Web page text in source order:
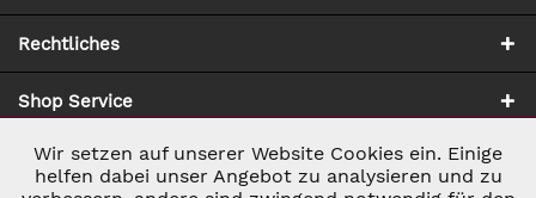
Rechtliches
Shop Service
Zahlung & Versand
Notwendig Aktiv
Wir setzen auf unserer Website Cookies ein. Einige
helfen dabei unser Angebot zu analysieren und zu